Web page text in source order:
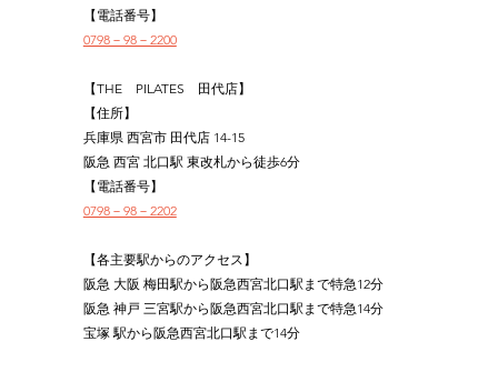
【電話番号】
0798－98－2200
【THE　PILATES　田代店】
【住所】
兵庫県 西宮市 田代店 14-15
阪急 西宮 北口駅 東改札から徒歩6分
【電話番号】
0798－98－2202
【各主要駅からのアクセス】
阪急 大阪 梅田駅から阪急西宮北口駅まで特急12分
阪急 神戸 三宮駅から阪急西宮北口駅まで特急14分
宝塚 駅から阪急西宮北口駅まで14分